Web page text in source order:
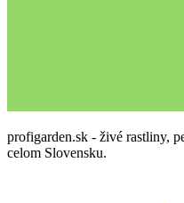
profigarden.sk - živé rastliny,
celom Slovensku.